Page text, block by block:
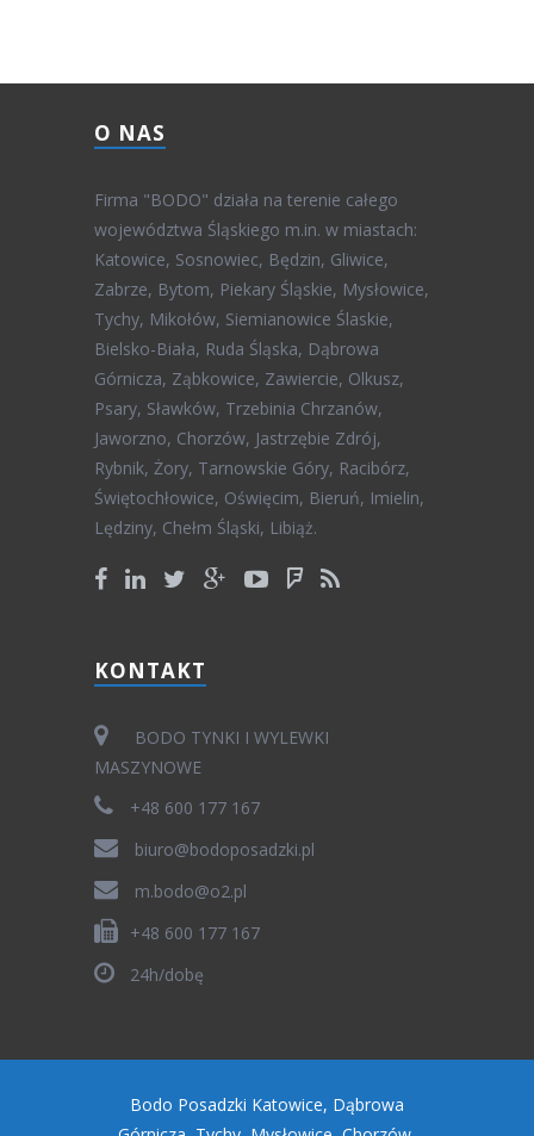
O NAS
Firma "BODO" działa na terenie całego
województwa Śląskiego m.in. w miastach:
Katowice, Sosnowiec, Będzin, Gliwice,
Zabrze, Bytom, Piekary Śląskie, Mysłowice,
Tychy, Mikołów, Siemianowice Ślaskie,
Bielsko-Biała, Ruda Śląska, Dąbrowa
Górnicza, Ząbkowice, Zawiercie, Olkusz,
Psary, Sławków, Trzebinia Chrzanów,
Jaworzno, Chorzów, Jastrzębie Zdrój,
Rybnik, Żory, Tarnowskie Góry, Racibórz,
Świętochłowice, Oświęcim, Bieruń, Imielin,
Lędziny, Chełm Śląski, Libiąż.
KONTAKT
BODO TYNKI I WYLEWKI
MASZYNOWE
+48 600 177 167
biuro@bodoposadzki.pl
m.bodo@o2.pl
+48 600 177 167
24h/dobę
Bodo Posadzki Katowice, Dąbrowa